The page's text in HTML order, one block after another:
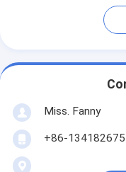
Miss. Fanny
+86-